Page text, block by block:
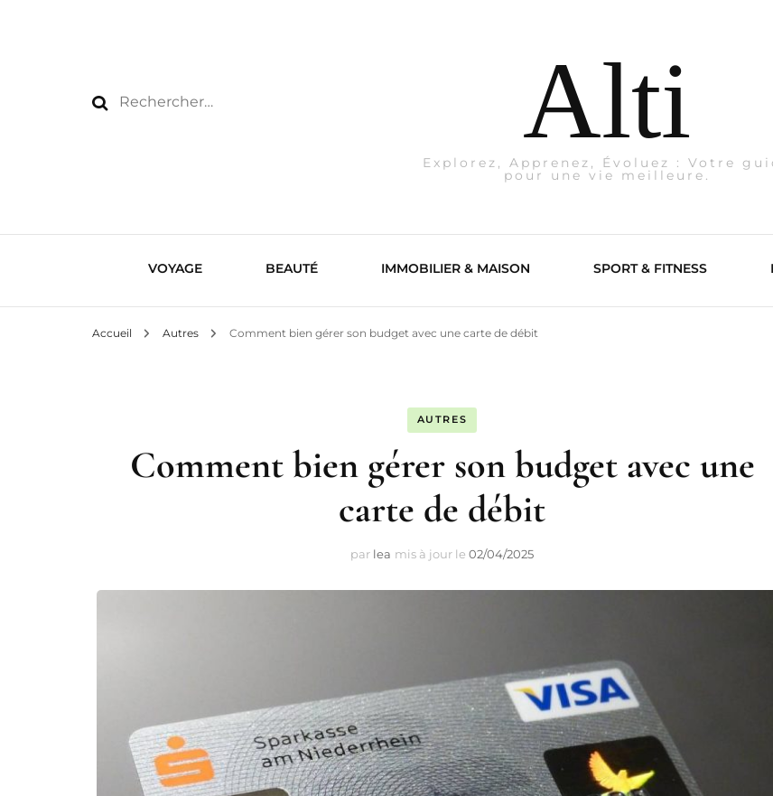
Rechercher : Alti
Explorez, Apprenez, Évoluez : Votre
pour une vie meilleure.
VOYAGE BEAUTÉ IMMOBILIER & MAISON SPORT & FITNESS
Accueil Autres Comment bien gérer son budget avec une carte de débit
AUTRES
Comment bien gérer son budget avec une
carte de débit
par lea mis à jour le 02/04/2025